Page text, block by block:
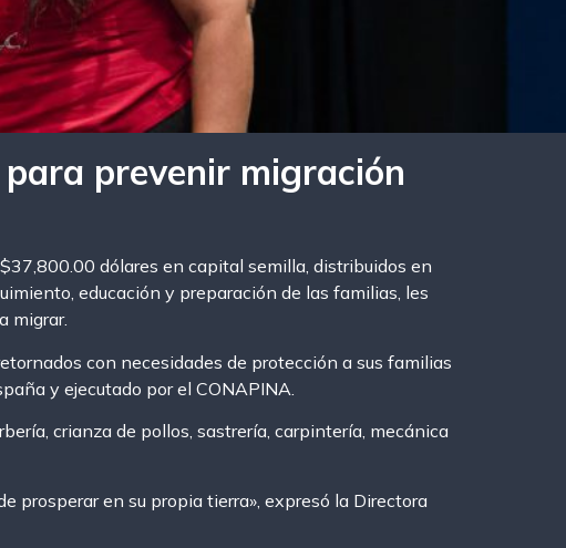
prevenir migración
dólares en capital semilla, distribuidos en
educación y preparación de las familias, les
migrar.
con necesidades de protección a sus familias
y ejecutado por el CONAPINA.
crianza de pollos, sastrería, carpintería, mecánica
prosperar en su propia tierra», expresó la Directora